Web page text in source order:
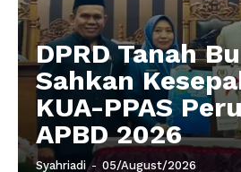
DPRD Tanah
Sahkan
KUA-PPAS
APBD 2026
Syahriadi - 05/August/2026